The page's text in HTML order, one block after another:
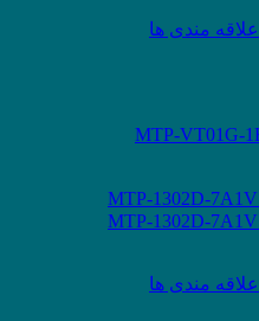
مندی ها
مندی ها